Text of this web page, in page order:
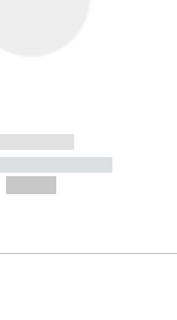
-----------